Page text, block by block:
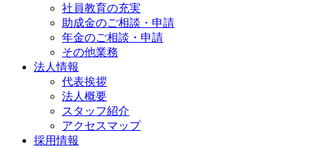
社員教育の充実
助成金のご相談・申請
年金のご相談・申請
その他業務
法人情報
代表挨拶
法人概要
スタッフ紹介
アクセスマップ
採用情報